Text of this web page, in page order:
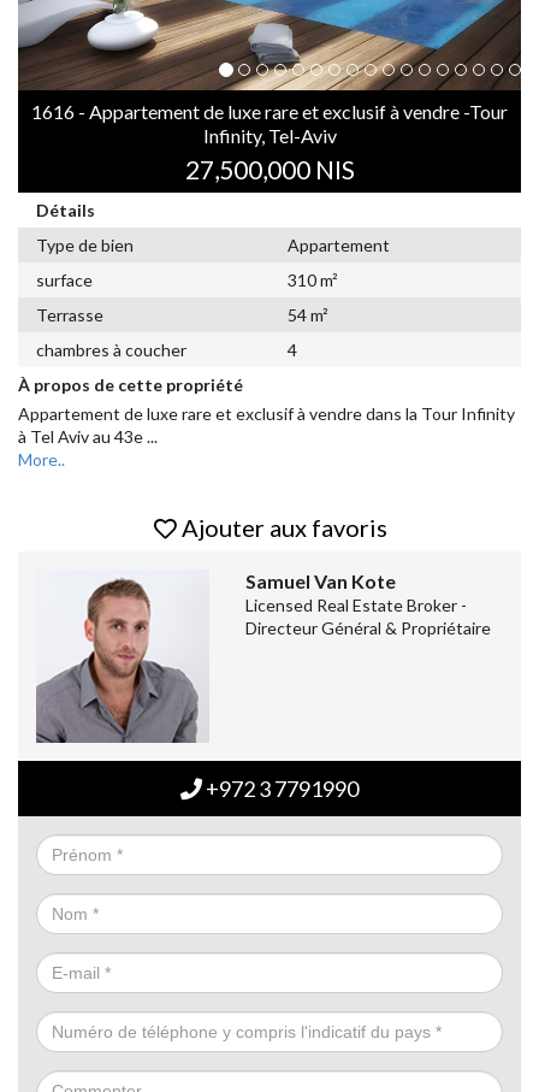
1616 - Appartement de luxe rare et exclusif à vendre -Tour
Infinity, Tel-Aviv
27,500,000 NIS
Détails
Type de bien
Appartement
surface
310 m²
Terrasse
54 m²
chambres à coucher
4
À propos de cette propriété
Appartement de luxe rare et exclusif à vendre dans la Tour Infinity
à Tel Aviv au 43e...
More..
Ajouter aux favoris
Samuel Van Kote
Licensed Real Estate Broker -
Directeur Général & Propriétaire
+972 3 7791990